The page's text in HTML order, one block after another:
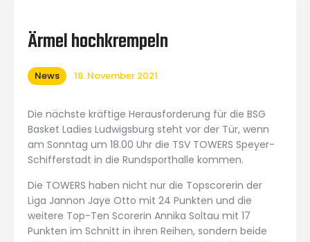
Unterstützen
Links
Ärmel hochkrempeln
News 18. November 2021
Die nächste kräftige Herausforderung für die BSG
Basket Ladies Ludwigsburg steht vor der Tür, wenn
am Sonntag um 18.00 Uhr die TSV TOWERS Speyer-
Schifferstadt in die Rundsporthalle kommen.
Die TOWERS haben nicht nur die Topscorerin der
Liga Jannon Jaye Otto mit 24 Punkten und die
weitere Top-Ten Scorerin Annika Soltau mit 17
Punkten im Schnitt in ihren Reihen, sondern beide